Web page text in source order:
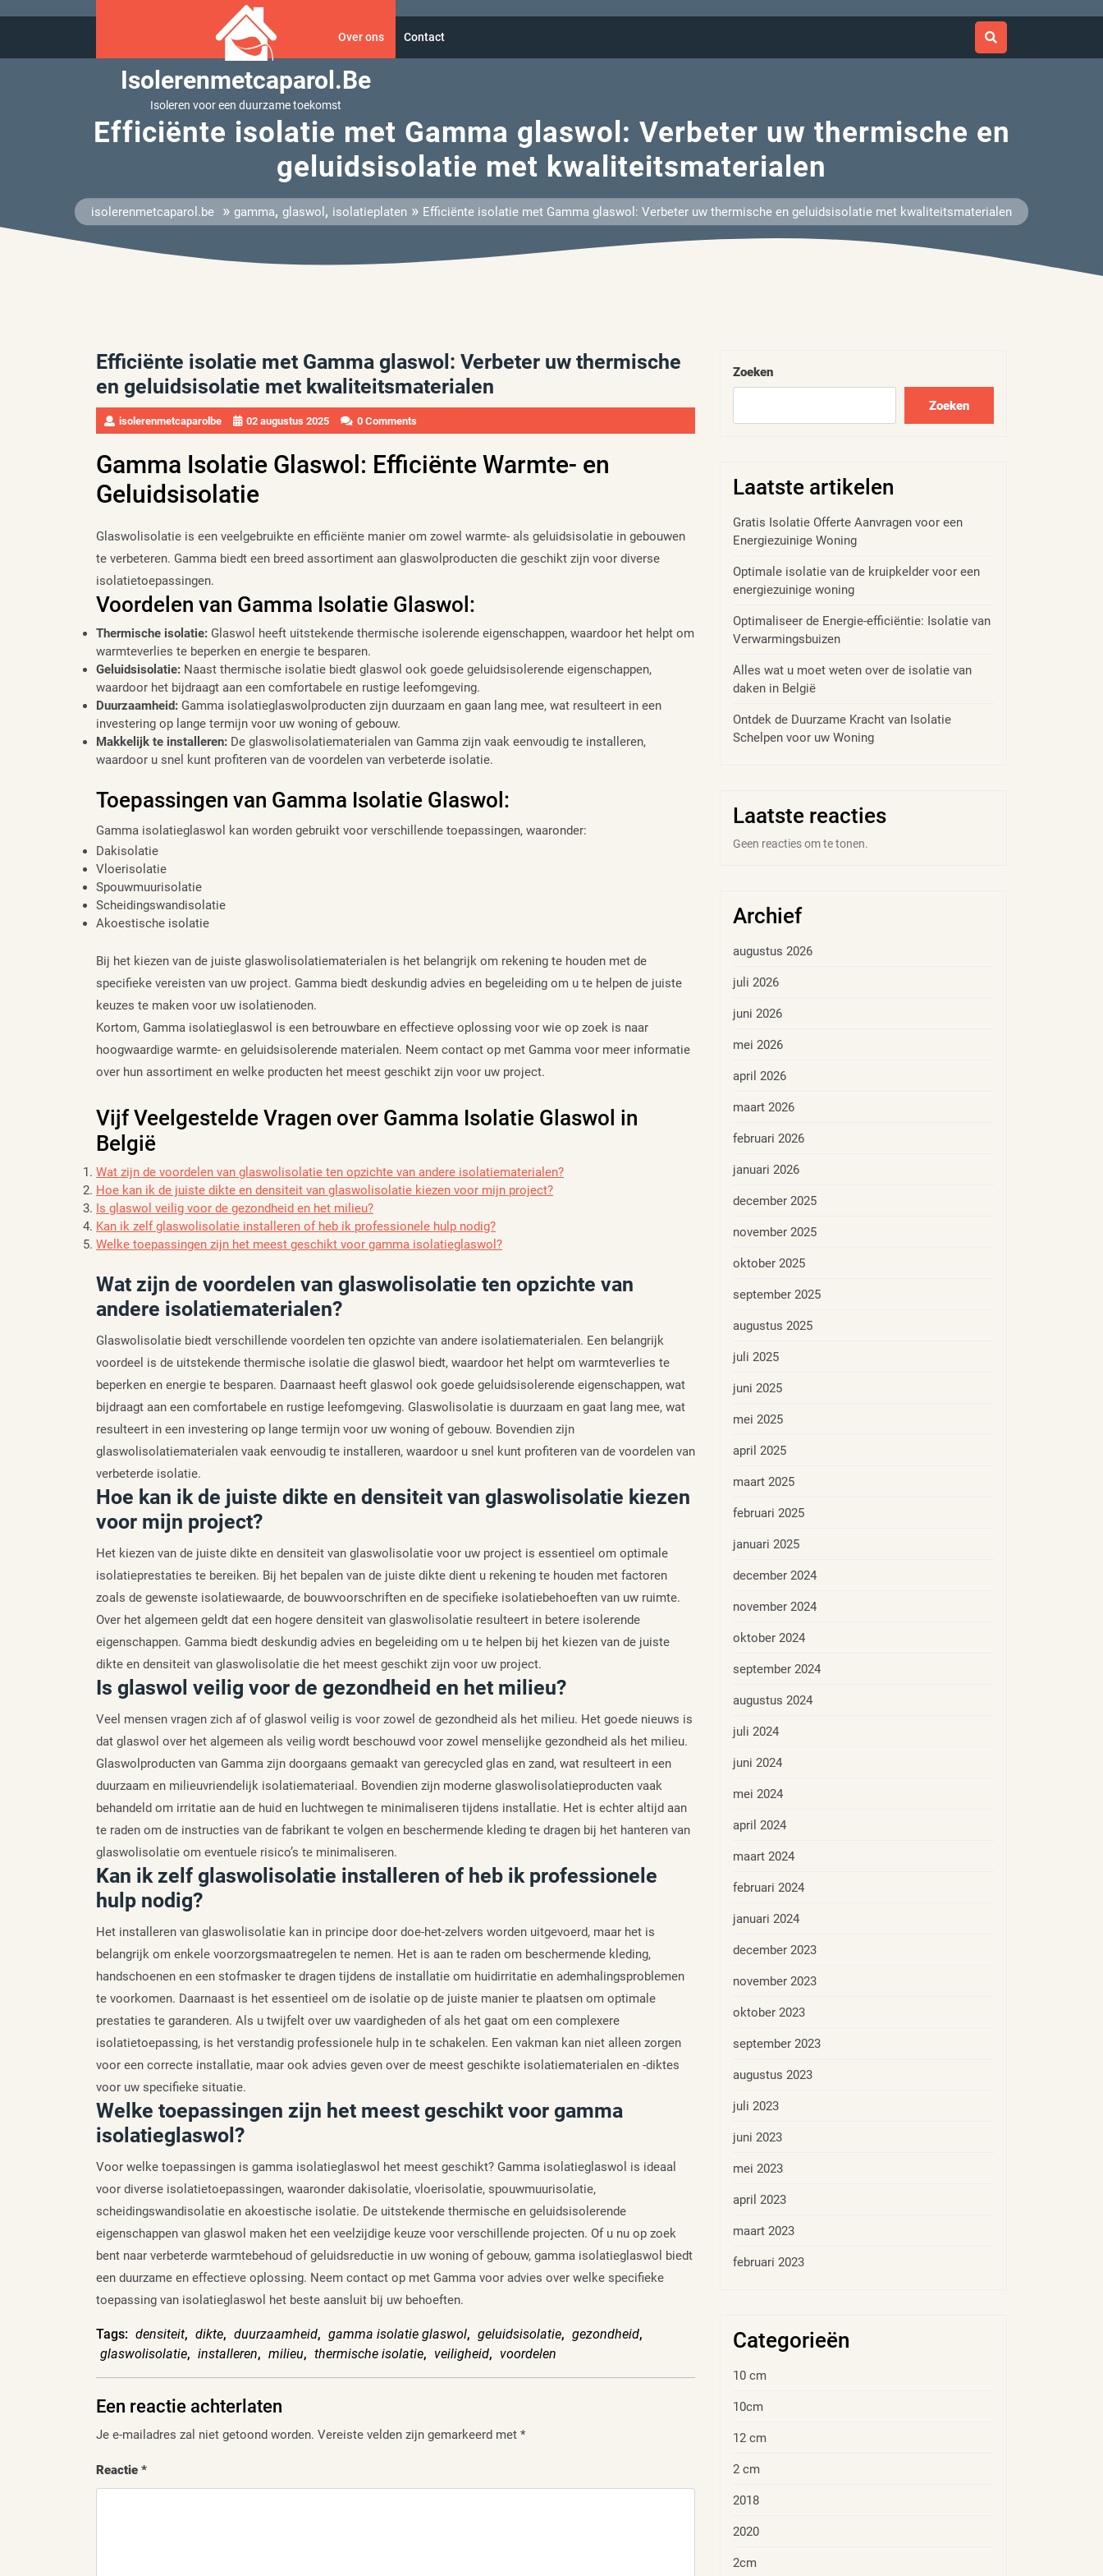
Isolerenmetcaparol.be
Isoleren voor een duurzame toekomst
Over ons Contact
Efficiënte isolatie met Gamma glaswol: Verbeter uw thermische en
geluidsisolatie met kwaliteitsmaterialen
isolerenmetcaparol.be » gamma, glaswol , isolatieplaten » Efficiënte isolatie met Gamma glaswol: Verbeter uw thermische en geluidsisolatie met kwaliteitsmaterialen
Efficiënte isolatie met Gamma glaswol: Verbeter uw thermische
en geluidsisolatie met kwaliteitsmaterialen
isolerenmetcaparolbe 02 augustus 2025 0 Comments
Gamma Isolatie Glaswol: Efficiënte Warmte- en
Geluidsisolatie
Glaswolisolatie is een veelgebruikte en efficiënte manier om zowel warmte- als geluidsisolatie in gebouwen
te verbeteren. Gamma biedt een breed assortiment aan glaswolproducten die geschikt zijn voor diverse
isolatietoepassingen.
Voordelen van Gamma Isolatie Glaswol:
Thermische isolatie: Glaswol heeft uitstekende thermische isolerende eigenschappen, waardoor het helpt om
warmteverlies te beperken en energie te besparen.
Geluidsisolatie: Naast thermische isolatie biedt glaswol ook goede geluidsisolerende eigenschappen,
waardoor het bijdraagt aan een comfortabele en rustige leefomgeving.
Duurzaamheid: Gamma isolatieglaswolproducten zijn duurzaam en gaan lang mee, wat resulteert in een
investering op lange termijn voor uw woning of gebouw.
Makkelijk te installeren: De glaswolisolatiematerialen van Gamma zijn vaak eenvoudig te installeren,
waardoor u snel kunt profiteren van de voordelen van verbeterde isolatie.
Toepassingen van Gamma Isolatie Glaswol:
Gamma isolatieglaswol kan worden gebruikt voor verschillende toepassingen, waaronder:
Dakisolatie
Vloerisolatie
Spouwmuurisolatie
Scheidingswandisolatie
Akoestische isolatie
Bij het kiezen van de juiste glaswolisolatiematerialen is het belangrijk om rekening te houden met de
specifieke vereisten van uw project. Gamma biedt deskundig advies en begeleiding om u te helpen de juiste
keuzes te maken voor uw isolatienoden.
Kortom, Gamma isolatieglaswol is een betrouwbare en effectieve oplossing voor wie op zoek is naar
hoogwaardige warmte- en geluidsisolerende materialen. Neem contact op met Gamma voor meer informatie
over hun assortiment en welke producten het meest geschikt zijn voor uw project.
Vijf Veelgestelde Vragen over Gamma Isolatie Glaswol in
België
Wat zijn de voordelen van glaswolisolatie ten opzichte van andere isolatiematerialen?
Hoe kan ik de juiste dikte en densiteit van glaswolisolatie kiezen voor mijn project?
Is glaswol veilig voor de gezondheid en het milieu?
Kan ik zelf glaswolisolatie installeren of heb ik professionele hulp nodig?
Welke toepassingen zijn het meest geschikt voor gamma isolatieglaswol?
Wat zijn de voordelen van glaswolisolatie ten opzichte van
andere isolatiematerialen?
Glaswolisolatie biedt verschillende voordelen ten opzichte van andere isolatiematerialen. Een belangrijk
voordeel is de uitstekende thermische isolatie die glaswol biedt, waardoor het helpt om warmteverlies te
beperken en energie te besparen. Daarnaast heeft glaswol ook goede geluidsisolerende eigenschappen, wat
bijdraagt aan een comfortabele en rustige leefomgeving. Glaswolisolatie is duurzaam en gaat lang mee, wat
resulteert in een investering op lange termijn voor uw woning of gebouw. Bovendien zijn
glaswolisolatiematerialen vaak eenvoudig te installeren, waardoor u snel kunt profiteren van de voordelen van
verbeterde isolatie.
Hoe kan ik de juiste dikte en densiteit van glaswolisolatie kiezen
voor mijn project?
Het kiezen van de juiste dikte en densiteit van glaswolisolatie voor uw project is essentieel om optimale
isolatieprestaties te bereiken. Bij het bepalen van de juiste dikte dient u rekening te houden met factoren
zoals de gewenste isolatiewaarde, de bouwvoorschriften en de specifieke isolatiebehoeften van uw ruimte.
Over het algemeen geldt dat een hogere densiteit van glaswolisolatie resulteert in betere isolerende
eigenschappen. Gamma biedt deskundig advies en begeleiding om u te helpen bij het kiezen van de juiste
dikte en densiteit van glaswolisolatie die het meest geschikt zijn voor uw project.
Is glaswol veilig voor de gezondheid en het milieu?
Veel mensen vragen zich af of glaswol veilig is voor zowel de gezondheid als het milieu. Het goede nieuws is
dat glaswol over het algemeen als veilig wordt beschouwd voor zowel menselijke gezondheid als het milieu.
Glaswolproducten van Gamma zijn doorgaans gemaakt van gerecycled glas en zand, wat resulteert in een
duurzaam en milieuvriendelijk isolatiemateriaal. Bovendien zijn moderne glaswolisolatieproducten vaak
behandeld om irritatie aan de huid en luchtwegen te minimaliseren tijdens installatie. Het is echter altijd aan
te raden om de instructies van de fabrikant te volgen en beschermende kleding te dragen bij het hanteren van
glaswolisolatie om eventuele risico’s te minimaliseren.
Kan ik zelf glaswolisolatie installeren of heb ik professionele
hulp nodig?
Het installeren van glaswolisolatie kan in principe door doe-het-zelvers worden uitgevoerd, maar het is
belangrijk om enkele voorzorgsmaatregelen te nemen. Het is aan te raden om beschermende kleding,
handschoenen en een stofmasker te dragen tijdens de installatie om huidirritatie en ademhalingsproblemen
te voorkomen. Daarnaast is het essentieel om de isolatie op de juiste manier te plaatsen om optimale
prestaties te garanderen. Als u twijfelt over uw vaardigheden of als het gaat om een complexere
isolatietoepassing, is het verstandig professionele hulp in te schakelen. Een vakman kan niet alleen zorgen
voor een correcte installatie, maar ook advies geven over de meest geschikte isolatiematerialen en -diktes
voor uw specifieke situatie.
Welke toepassingen zijn het meest geschikt voor gamma
isolatieglaswol?
Voor welke toepassingen is gamma isolatieglaswol het meest geschikt? Gamma isolatieglaswol is ideaal
voor diverse isolatietoepassingen, waaronder dakisolatie, vloerisolatie, spouwmuurisolatie,
scheidingswandisolatie en akoestische isolatie. De uitstekende thermische en geluidsisolerende
eigenschappen van glaswol maken het een veelzijdige keuze voor verschillende projecten. Of u nu op zoek
bent naar verbeterde warmtebehoud of geluidsreductie in uw woning of gebouw, gamma isolatieglaswol biedt
een duurzame en effectieve oplossing. Neem contact op met Gamma voor advies over welke specifieke
toepassing van isolatieglaswol het beste aansluit bij uw behoeften.
Tags: densiteit, dikte, duurzaamheid, gamma isolatie glaswol, geluidsisolatie, gezondheid,
glaswolisolatie, installeren, milieu, thermische isolatie, veiligheid, voordelen
Een reactie achterlaten
Je e-mailadres zal niet getoond worden. Vereiste velden zijn gemarkeerd met *
Reactie *
Zoeken
Zoeken
Laatste artikelen
Gratis Isolatie Offerte Aanvragen voor een
Energiezuinige Woning
Optimale isolatie van de kruipkelder voor een
energiezuinige woning
Optimaliseer de Energie-efficiëntie: Isolatie van
Verwarmingsbuizen
Alles wat u moet weten over de isolatie van
daken in België
Ontdek de Duurzame Kracht van Isolatie
Schelpen voor uw Woning
Laatste reacties
Geen reacties om te tonen.
Archief
augustus 2026
juli 2026
juni 2026
mei 2026
april 2026
maart 2026
februari 2026
januari 2026
december 2025
november 2025
oktober 2025
september 2025
augustus 2025
juli 2025
juni 2025
mei 2025
april 2025
maart 2025
februari 2025
januari 2025
december 2024
november 2024
oktober 2024
september 2024
augustus 2024
juli 2024
juni 2024
mei 2024
april 2024
maart 2024
februari 2024
januari 2024
december 2023
november 2023
oktober 2023
september 2023
augustus 2023
juli 2023
juni 2023
mei 2023
april 2023
maart 2023
februari 2023
Categorieën
10 cm
10cm
12 cm
2 cm
2018
2020
2cm